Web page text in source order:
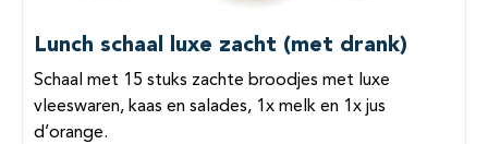
Lunch schaal luxe zacht (met drank)
Schaal met 15 stuks zachte broodjes met luxe
vleeswaren, kaas en salades, 1x melk en 1x jus
d’orange.